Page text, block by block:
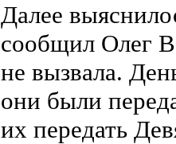
Далее
сообщил Олег
не вызвала.
они были
их передать